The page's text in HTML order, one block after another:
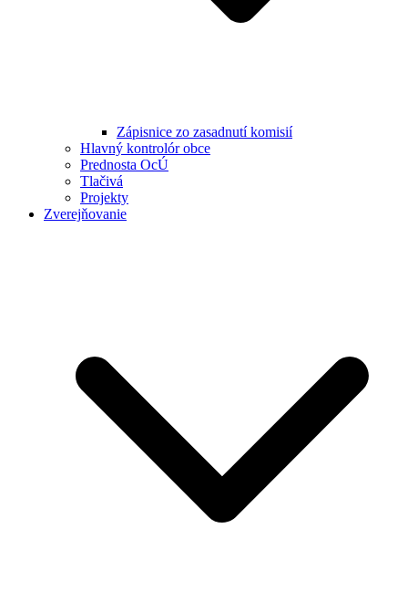
Zápisnice zo zasadnutí komisií
Hlavný kontrolór obce
Prednosta OcÚ
Tlačivá
Projekty
Zverejňovanie